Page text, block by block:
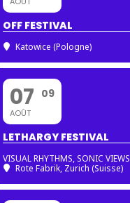
OFF FESTIVAL
Katowice (Pologne)
07
AOÛT
09
LETHARGY FESTIVAL
VISUAL RHYTHMS, SONIC VIEWS
Rote Fabrik, Zurich (Suisse)